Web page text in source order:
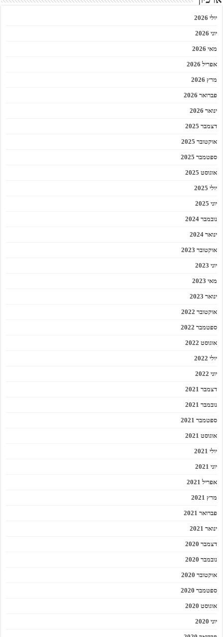
יולי 2026
יוני 2026
מאי 2026
אפריל 2026
מרץ 2026
פברואר 2026
ינואר 2026
דצמבר 2025
אוקטובר 2025
ספטמבר 2025
אוגוסט 2025
יולי 2025
יוני 2025
נובמבר 2024
ינואר 2024
אוקטובר 2023
יוני 2023
מאי 2023
ינואר 2023
אוקטובר 2022
ספטמבר 2022
אוגוסט 2022
יולי 2022
יוני 2022
דצמבר 2021
נובמבר 2021
ספטמבר 2021
אוגוסט 2021
יולי 2021
יוני 2021
אפריל 2021
מרץ 2021
פברואר 2021
ינואר 2021
דצמבר 2020
נובמבר 2020
אוקטובר 2020
ספטמבר 2020
אוגוסט 2020
יוני 2020